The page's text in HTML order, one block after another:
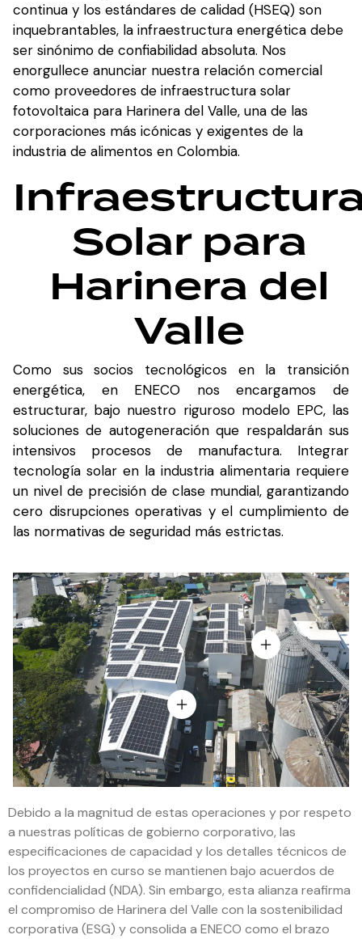
continua y los estándares de calidad (HSEQ) son
inquebrantables, la infraestructura energética debe
ser sinónimo de confiabilidad absoluta. Nos
enorgullece anunciar nuestra relación comercial
como proveedores de infraestructura solar
fotovoltaica para Harinera del Valle, una de las
corporaciones más icónicas y exigentes de la
industria de alimentos en Colombia.
Solar para
Harinera del
Valle
Como sus socios tecnológicos en la transición
energética, en ENECO nos encargamos de
estructurar, bajo nuestro riguroso modelo EPC, las
soluciones de autogeneración que respaldarán sus
intensivos procesos de manufactura. Integrar
tecnología solar en la industria alimentaria requiere
un nivel de precisión de clase mundial, garantizando
cero disrupciones operativas y el cumplimiento de
las normativas de seguridad más estrictas.
Debido a la magnitud de estas operaciones y por respeto
a nuestras políticas de gobierno corporativo, las
especificaciones de capacidad y los detalles técnicos de
los proyectos en curso se mantienen bajo acuerdos de
confidencialidad (NDA). Sin embargo, esta alianza reafirma
el compromiso de Harinera del Valle con la sostenibilidad
corporativa (ESG) y consolida a ENECO como el brazo